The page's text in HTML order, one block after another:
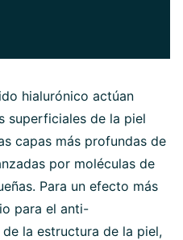
hialurónico actúan
superficiales de la piel
capas más profundas de
por moléculas de
Para un efecto más
para el anti-
la estructura de la piel,